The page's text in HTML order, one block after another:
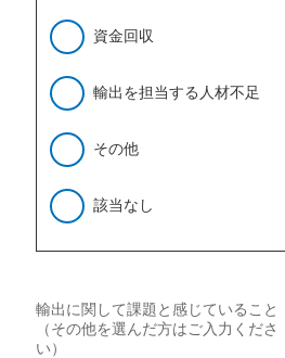
資金回収
輸出を担当する人材不足
その他
該当なし
輸出に関して課題と感じていること
（その他を選んだ方はご入力くださ
い）